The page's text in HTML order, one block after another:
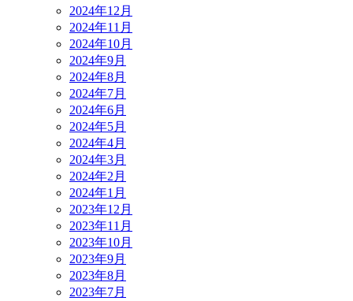
2024年12月
2024年11月
2024年10月
2024年9月
2024年8月
2024年7月
2024年6月
2024年5月
2024年4月
2024年3月
2024年2月
2024年1月
2023年12月
2023年11月
2023年10月
2023年9月
2023年8月
2023年7月